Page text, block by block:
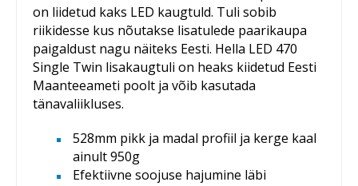
on liidetud kaks LED kaugtuld. Tuli sobib
riikidesse kus nõutakse lisatulede paarikaupa
paigaldust nagu näiteks Eesti. Hella LED 470
Single Twin lisakaugtuli on heaks kiidetud Eesti
Maanteeameti poolt ja võib kasutada
tänavaliikluses.
528mm pikk ja madal profiil ja kerge kaal
ainult 950g
Efektiivne soojuse hajumine läbi